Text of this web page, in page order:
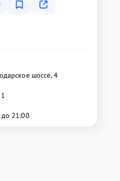
шоссе, 4
21:00